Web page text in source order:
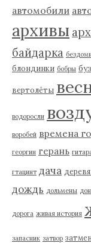
автомобили
архивы
байдарка
блондинки бобры
вертолёты
водоросли
воробей времена
георгин герань
гтацинт дача
дождь дольмены
дорога живая история
запасник затвор